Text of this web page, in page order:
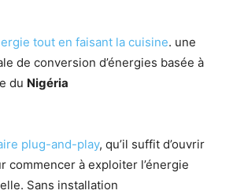
tout en faisant la cuisine. une
de conversion d’énergies basée à
du Nigéria
plug-and-play, qu’il suffit d’ouvrir
commencer à exploiter l’énergie
Sans installation